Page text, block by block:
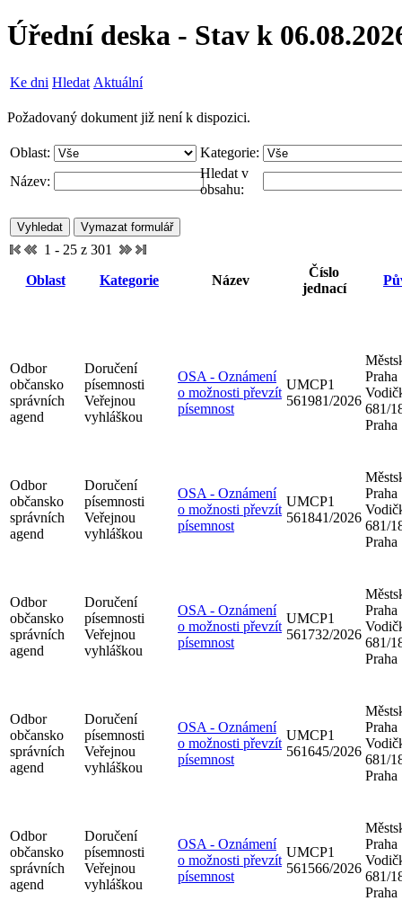
Úřední deska - Stav k
Ke dni Hledat Aktuální
Požadovaný dokument již není k dispozici.
Oblast:
Kategorie:
Název:
Hledat v
obsahu:
1 - 25 z 301
Oblast
Kategorie Název
Číslo
jednací
Odbor
občansko
správních
agend
Doručení
písemnosti
Veřejnou
vyhláškou
OSA - Oznámení
o možnosti převzít
písemnost
UMCP1
561981/2026
Praha
681/
Praha
Odbor
občansko
správních
agend
Doručení
písemnosti
Veřejnou
vyhláškou
OSA - Oznámení
o možnosti převzít
písemnost
UMCP1
561841/2026
Praha
681/
Praha
Odbor
občansko
správních
agend
Doručení
písemnosti
Veřejnou
vyhláškou
OSA - Oznámení
o možnosti převzít
písemnost
UMCP1
561732/2026
Praha
681/
Praha
Odbor
občansko
správních
agend
Doručení
písemnosti
Veřejnou
vyhláškou
OSA - Oznámení
o možnosti převzít
písemnost
UMCP1
561645/2026
Praha
681/
Praha
Odbor
občansko
správních
agend
Doručení
písemnosti
Veřejnou
vyhláškou
OSA - Oznámení
o možnosti převzít
písemnost
UMCP1
561566/2026
Praha
681/
Praha